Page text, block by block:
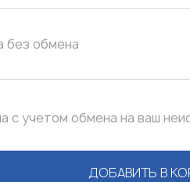
без обмена
с учетом обмена на ваш
ДОБАВИТЬ В